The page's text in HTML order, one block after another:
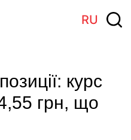
RU
курс
грн, що